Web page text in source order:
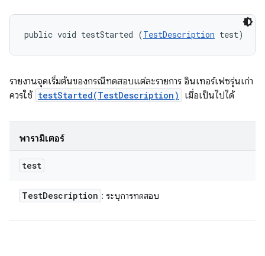
public void testStarted (TestDescription test)
รายงานจุดเริ่มต้นของกรณีทดสอบแต่ละรายการ อินเทอร์เฟซรุ่นเก่า
ควรใช้ testStarted(TestDescription) เมื่อเป็นไปได้
พารามิเตอร์
test
TestDescription : ระบุการทดสอบ